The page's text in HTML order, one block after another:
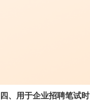
四、用于企业招聘笔试时